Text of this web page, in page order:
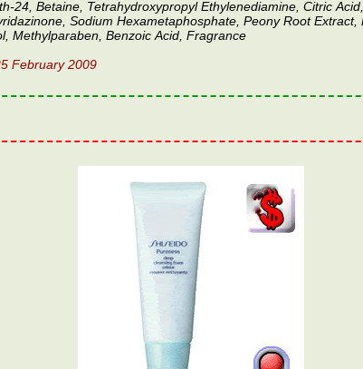
24, Betaine, Tetrahydroxypropyl Ethylenediamine, Citric
Sodium Hexametaphosphate, Peony Root Extract,
Methylparaben, Benzoic Acid, Fragrance
February 2009